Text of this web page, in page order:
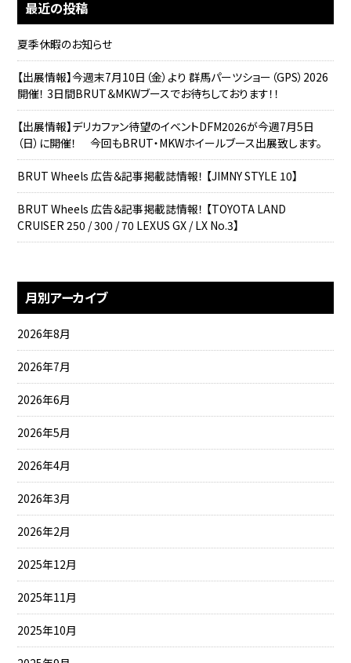
最近の投稿
夏季休暇のお知らせ
【出展情報】今週末7月10日（金）より 群馬パーツショー（GPS）2026
開催！ 3日間BRUT＆MKWブースでお待ちしております！！
【出展情報】デリカファン待望のイベントDFM2026が今週7月5日
（日）に開催！ 今回もBRUT・MKWホイールブース出展致します。
BRUT Wheels 広告＆記事掲載誌情報！ 【JIMNY STYLE 10】
BRUT Wheels 広告＆記事掲載誌情報！ 【TOYOTA LAND
CRUISER 250 / 300 / 70 LEXUS GX / LX No.3】
月別アーカイブ
2026年8月
2026年7月
2026年6月
2026年5月
2026年4月
2026年3月
2026年2月
2025年12月
2025年11月
2025年10月